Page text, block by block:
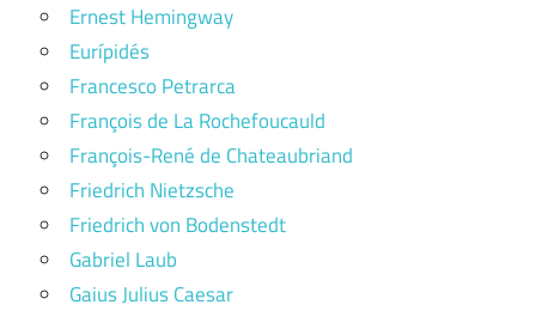
Ernest Hemingway
Eurípidés
Francesco Petrarca
François de La Rochefoucauld
François-René de Chateaubriand
Friedrich Nietzsche
Friedrich von Bodenstedt
Gabriel Laub
Gaius Julius Caesar